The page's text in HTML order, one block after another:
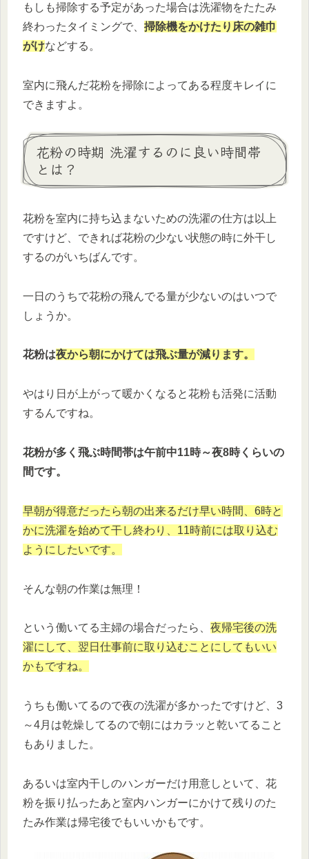
もしも掃除する予定があった場合は洗濯物をたたみ
終わったタイミングで、 掃除機をかけたり床の雑巾
がけなどする。
室内に飛んだ花粉を掃除によってある程度キレイに
できますよ。
花粉の時期 洗濯するのに良い時間帯
とは？
花粉を室内に持ち込まないための洗濯の仕方は以上
ですけど、できれば花粉の少ない状態の時に外干し
するのがいちばんです。
一日のうちで花粉の飛んでる量が少ないのはいつで
しょうか。
花粉は夜から朝にかけては飛ぶ量が減ります。
やはり日が上がって暖かくなると花粉も活発に活動
するんですね。
花粉が多く飛ぶ時間帯は午前中11時～夜8時くらいの
間です。
早朝が得意だったら朝の出来るだけ早い時間、6時と
かに洗濯を始めて干し終わり、11時前には取り込む
ようにしたいです。
そんな朝の作業は無理！
という働いてる主婦の場合だったら、 夜帰宅後の洗
濯にして、翌日仕事前に取り込むことにしてもいい
かもですね。
うちも働いてるので夜の洗濯が多かったですけど、3
～4月は乾燥してるので朝にはカラッと乾いてること
もありました。
あるいは室内干しのハンガーだけ用意しといて、花
粉を振り払ったあと室内ハンガーにかけて残りのた
たみ作業は帰宅後でもいいかもです。